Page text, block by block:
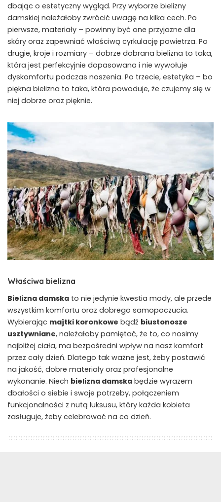
dbając o estetyczny wygląd. Przy wyborze bielizny
damskiej należałoby zwrócić uwagę na kilka cech. Po
pierwsze, materiały – powinny być one przyjazne dla
skóry oraz zapewniać właściwą cyrkulację powietrza. Po
drugie, kroje i rozmiary – dobrze dobrana bielizna to taka,
która jest perfekcyjnie dopasowana i nie wywołuje
dyskomfortu podczas noszenia. Po trzecie, estetyka – bo
piękna bielizna to taka, która powoduje, że czujemy się w
niej dobrze oraz pięknie.
Właściwa bielizna
Bielizna damska to nie jedynie kwestia mody, ale przede
wszystkim komfortu oraz dobrego samopoczucia.
Wybierając majtki koronkowe bądź biustonosze
usztywniane, należałoby pamiętać, że to, co nosimy
najbliżej ciała, ma bezpośredni wpływ na nasz komfort
przez cały dzień. Dlatego tak ważne jest, żeby postawić
na jakość, dobre materiały oraz profesjonalne
wykonanie. Niech bielizna damska będzie wyrazem
dbałości o siebie i swoje potrzeby, połączeniem
funkcjonalności z nutą luksusu, który każda kobieta
zasługuje, żeby celebrować na co dzień.